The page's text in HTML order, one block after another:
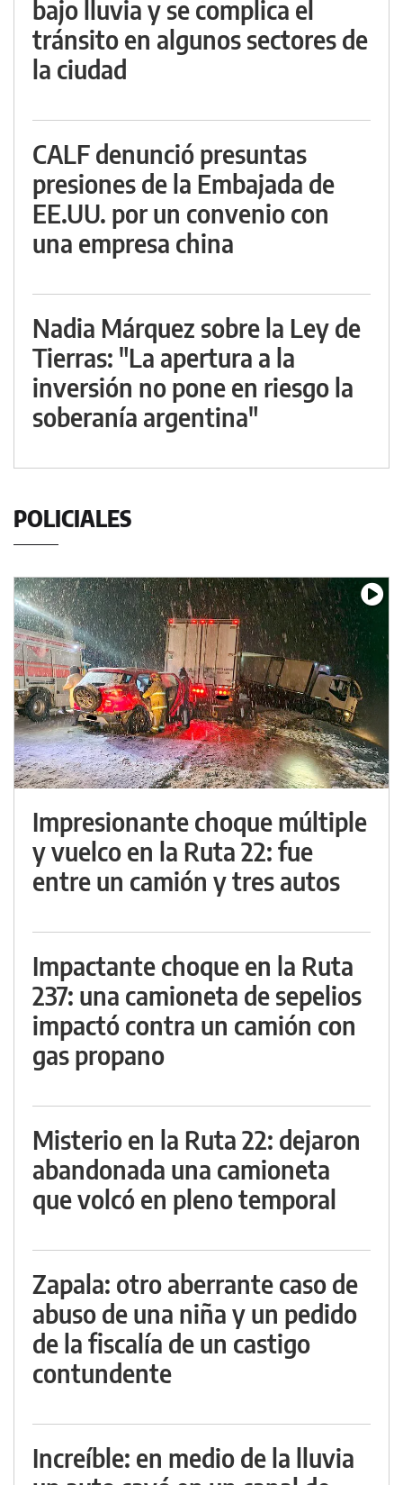
bajo lluvia y se complica el
tránsito en algunos sectores de
la ciudad
CALF denunció presuntas
presiones de la Embajada de
EE.UU. por un convenio con
una empresa china
Nadia Márquez sobre la Ley de
Tierras: "La apertura a la
inversión no pone en riesgo la
soberanía argentina"
POLICIALES
Impresionante choque múltiple
y vuelco en la Ruta 22: fue
entre un camión y tres autos
Impactante choque en la Ruta
237: una camioneta de sepelios
impactó contra un camión con
gas propano
Misterio en la Ruta 22: dejaron
abandonada una camioneta
que volcó en pleno temporal
Zapala: otro aberrante caso de
abuso de una niña y un pedido
de la fiscalía de un castigo
contundente
Increíble: en medio de la lluvia